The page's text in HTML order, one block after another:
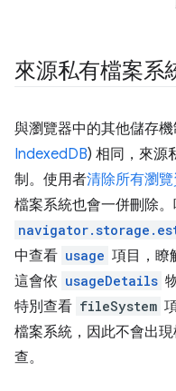
來源私有檔案系
與瀏覽器中的其他儲存
IndexedDB) 相同，來源
制。使用者清除所有瀏
檔案系統也會一併刪除。
中查看 usage 項目，瞭
這會依 usageDetails
特別查看 fileSystem
檔案系統，因此不會出
查。